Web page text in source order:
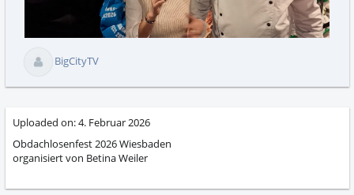
BigCityTV
Uploaded on:4. Februar 2026
Obdachlosenfest 2026 Wiesbaden
organisiert von Betina Weiler